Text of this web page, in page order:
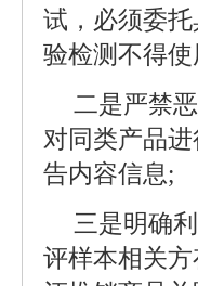
试，必须委
验检测不得
二是严禁
对同类产品
告内容信息;
三是明确
评样本相关